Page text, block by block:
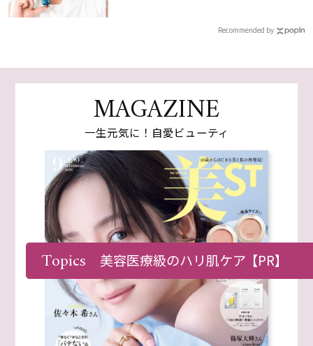
Recommended by
MAGAZINE
一生元気に！自愛ビューティ
Topics 美容医療級のハリ肌ケア【PR】